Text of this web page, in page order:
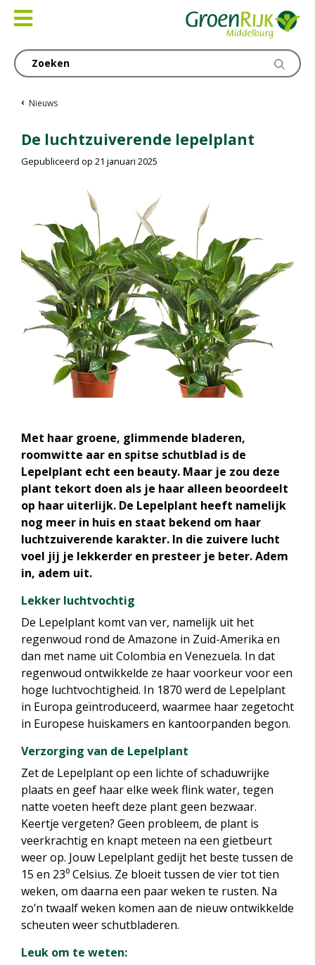
naar
Nieuws
De luchtzuiverende lepelplant
Gepubliceerd op 21 januari 2025
Met haar groene, glimmende bladeren,
roomwitte aar en spitse schutblad is de
Lepelplant echt een beauty. Maar je zou deze
plant tekort doen als je haar alleen beoordeelt
op haar uiterlijk. De Lepelplant heeft namelijk
nog meer in huis en staat bekend om haar
luchtzuiverende karakter. In die zuivere lucht
voel jij je lekkerder en presteer je beter. Adem
in, adem uit.
Lekker luchtvochtig
De Lepelplant komt van ver, namelijk uit het
regenwoud rond de Amazone in Zuid-Amerika en
dan met name uit Colombia en Venezuela. In dat
regenwoud ontwikkelde ze haar voorkeur voor een
hoge luchtvochtigheid. In 1870 werd de Lepelplant
in Europa geïntroduceerd, waarmee haar zegetocht
in Europese huiskamers en kantoorpanden begon.
Verzorging van de Lepelplant
Zet de Lepelplant op een lichte of schaduwrijke
plaats en geef haar elke week flink water, tegen
natte voeten heeft deze plant geen bezwaar.
Keertje vergeten? Geen probleem, de plant is
veerkrachtig en knapt meteen na een gietbeurt
weer op. Jouw Lepelplant gedijt het beste tussen de
15 en 23⁰ Celsius. Ze bloeit tussen de vier tot tien
weken, om daarna een paar weken te rusten. Na
zo’n twaalf weken komen aan de nieuw ontwikkelde
scheuten weer schutbladeren.
Leuk om te weten: